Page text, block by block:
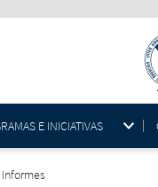
E INICIATIVAS
Informes